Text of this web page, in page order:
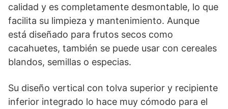
calidad y es completamente desmontable, lo que
facilita su limpieza y mantenimiento. Aunque
está diseñado para frutos secos como
cacahuetes, también se puede usar con cereales
blandos, semillas o especias.
Su diseño vertical con tolva superior y recipiente
inferior integrado lo hace muy cómodo para el